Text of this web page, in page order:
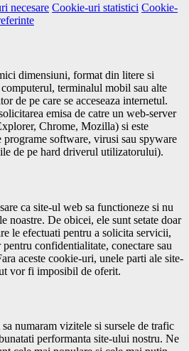
necesare Cookie-uri statistici Cookie-
dimensiuni, format din litere si
terminalul mobil sau alte
de pe care se acceseaza internetul.
emisa de catre un web-server
Chrome, Mozilla) si este
software, virusi sau spyware
de pe hard driverul utilizatorului).
ca site-ul web sa functioneze si nu
noastre. De obicei, ele sunt setate doar
le efectuati pentru a solicita servicii,
confidentialitate, conectare sau
aceste cookie-uri, unele parti ale site-
vor fi imposibil de oferit.
numaram vizitele si sursele de trafic
performanta site-ului nostru. Ne